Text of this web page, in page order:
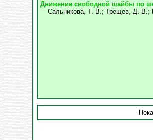
Движение свободной шайбы по
Сальникова, Т. В.; Трещев, Д. В.;